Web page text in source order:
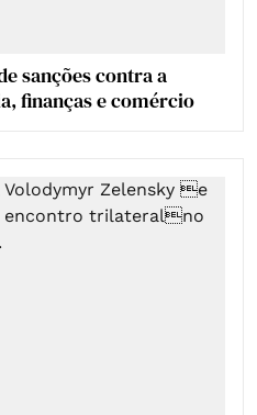
sanções contra a
finanças e comércio